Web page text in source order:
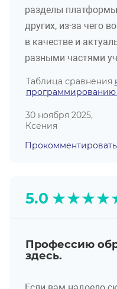
разделы
других, из-за чего
в качестве и
разными частями
Таблица сравнения
программированию
30 ноября 2025,
Ксения
Прокомментировать
5.0 ★★★★
Профессию
здесь.